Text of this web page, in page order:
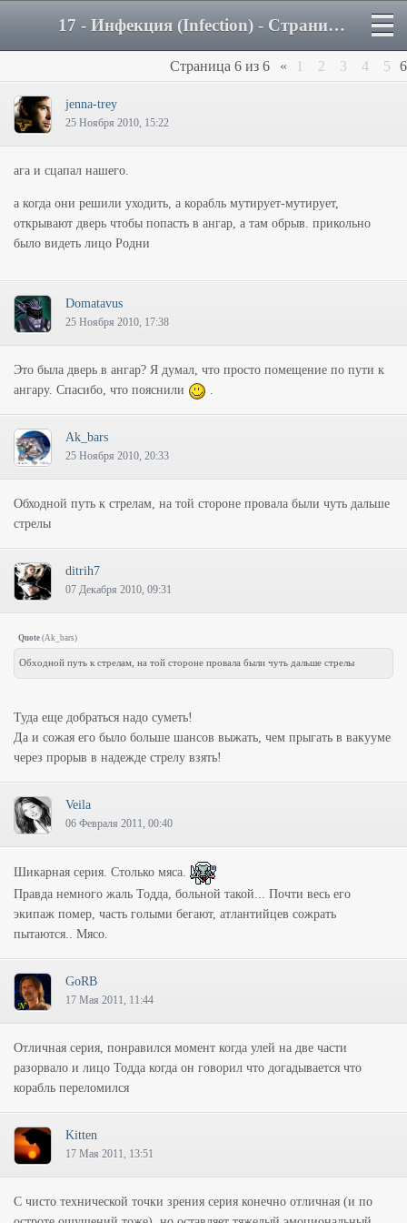
17 - Инфекция (Infection) - Страница 6 - Форум
Страница 6 из 6 « 1 2 3 4 5 6
jenna-trey
25 Ноября 2010, 15:22
ага и сцапал нашего.
а когда они решили уходить, а корабль мутирует-мутирует,
открывают дверь чтобы попасть в ангар, а там обрыв. прикольно
было видеть лицо Родни
Domatavus
25 Ноября 2010, 17:38
Это была дверь в ангар? Я думал, что просто помещение по пути к
ангару. Спасибо, что пояснили
.
Ak_bars
25 Ноября 2010, 20:33
Обходной путь к стрелам, на той стороне провала были чуть дальше
стрелы
ditrih7
07 Декабря 2010, 09:31
Quote (Ak_bars)
Обходной путь к стрелам, на той стороне провала были чуть дальше стрелы
Туда еще добраться надо суметь!
Да и сожая его было больше шансов выжать, чем прыгать в вакууме
через прорыв в надежде стрелу взять!
Veila
06 Февраля 2011, 00:40
Шикарная серия. Столько мяса.
Правда немного жаль Тодда, больной такой... Почти весь его
экипаж помер, часть голыми бегают, атлантийцев сожрать
пытаются.. Мясо.
GoRB
17 Мая 2011, 11:44
Отличная серия, понравился момент когда улей на две части
разорвало и лицо Тодда когда он говорил что догадывается что
корабль переломился
Kitten
17 Мая 2011, 13:51
С чисто технической точки зрения серия конечно отличная (и по